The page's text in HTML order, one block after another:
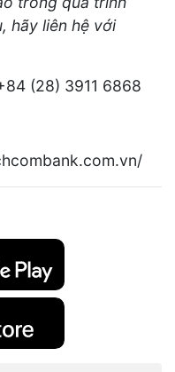
hãy liên hệ với
(28) 3911 6868